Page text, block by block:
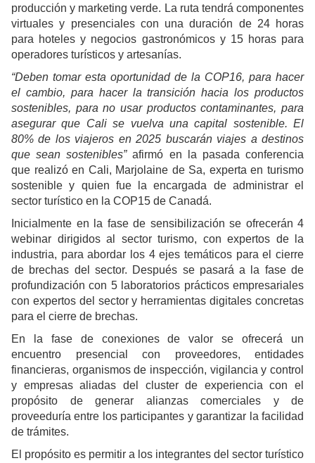
producción y marketing verde. La ruta tendrá componentes
virtuales y presenciales con una duración de 24 horas
para hoteles y negocios gastronómicos y 15 horas para
operadores turísticos y artesanías.
“Deben tomar esta oportunidad de la COP16, para hacer
el cambio, para hacer la transición hacia los productos
sostenibles, para no usar productos contaminantes, para
asegurar que Cali se vuelva una capital sostenible. El
80% de los viajeros en 2025 buscarán viajes a destinos
que sean sostenibles”afirmó en la pasada conferencia
que realizó en Cali, Marjolaine de Sa, experta en turismo
sostenible y quien fue la encargada de administrar el
sector turístico en la COP15 de Canadá.
Inicialmente en la fase de sensibilización se ofrecerán 4
webinar dirigidos al sector turismo, con expertos de la
industria, para abordar los 4 ejes temáticos para el cierre
de brechas del sector. Después se pasará a la fase de
profundización con 5 laboratorios prácticos empresariales
con expertos del sector y herramientas digitales concretas
para el cierre de brechas.
En la fase de conexiones de valor se ofrecerá un
encuentro presencial con proveedores, entidades
financieras, organismos de inspección, vigilancia y control
y empresas aliadas del cluster de experiencia con el
propósito de generar alianzas comerciales y de
proveeduría entre los participantes y garantizar la facilidad
de trámites.
El propósito es permitir a los integrantes del sector turístico